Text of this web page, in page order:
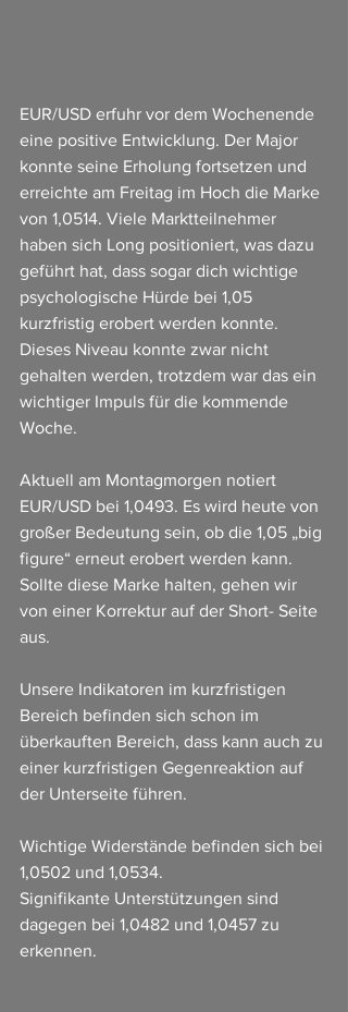
EUR/USD erfuhr vor dem Wochenende
eine positive Entwicklung. Der Major
konnte seine Erholung fortsetzen und
erreichte am Freitag im Hoch die Marke
von 1,0514. Viele Marktteilnehmer
haben sich Long positioniert, was dazu
geführt hat, dass sogar dich wichtige
psychologische Hürde bei 1,05
kurzfristig erobert werden konnte.
Dieses Niveau konnte zwar nicht
gehalten werden, trotzdem war das ein
wichtiger Impuls für die kommende
Woche.
Aktuell am Montagmorgen notiert
EUR/USD bei 1,0493. Es wird heute von
großer Bedeutung sein, ob die 1,05 „big
figure“ erneut erobert werden kann.
Sollte diese Marke halten, gehen wir
von einer Korrektur auf der Short- Seite
aus.
Unsere Indikatoren im kurzfristigen
Bereich befinden sich schon im
überkauften Bereich, dass kann auch zu
einer kurzfristigen Gegenreaktion auf
der Unterseite führen.
Wichtige Widerstände befinden sich bei
1,0502 und 1,0534.
Signifikante Unterstützungen sind
dagegen bei 1,0482 und 1,0457 zu
erkennen.